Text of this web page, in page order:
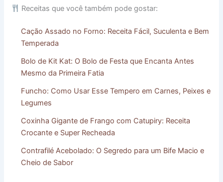
Receitas que você também pode gostar:
Cação Assado no Forno: Receita Fácil, Suculenta e Bem
Temperada
Bolo de Kit Kat: O Bolo de Festa que Encanta Antes
Mesmo da Primeira Fatia
Funcho: Como Usar Esse Tempero em Carnes, Peixes e
Legumes
Coxinha Gigante de Frango com Catupiry: Receita
Crocante e Super Recheada
Contrafilé Acebolado: O Segredo para um Bife Macio e
Cheio de Sabor